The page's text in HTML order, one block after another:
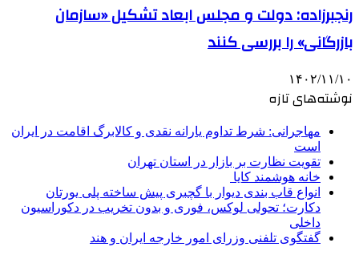
رنجبرزاده: دولت و مجلس ابعاد تشکیل «سازمان
بازرگانی» را بررسی کنند
۱۴۰۲/۱۱/۱۰
نوشته‌های تازه
مهاجرانی: شرط تداوم یارانه نقدی و کالابرگ اقامت در ایران
است
تقویت نظارت بر بازار در استان تهران
خانه هوشمند کایا
انواع قاب بندی دیوار با گچبری پیش ساخته پلی یورتان
دکارت؛ تحولی لوکس، فوری و بدون تخریب در دکوراسیون
داخلی
گفتگوی تلفنی وزرای امور خارجه ایران و هند